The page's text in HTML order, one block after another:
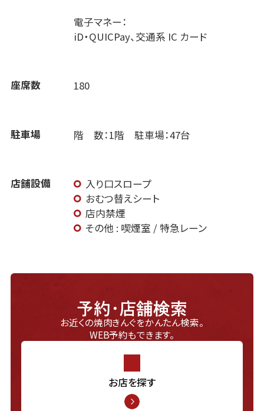
電子マネー：
iD・QUICPay、交通系 IC カード
座席数 180
駐車場 階 数：1階 駐車場：47台
店舗設備
入り口スロープ
おむつ替えシート
店内禁煙
その他 : 喫煙室 / 特急レーン
予約・店舗検索
お近くの焼肉きんぐをかんたん検索。
WEB予約もできます。
お店を探す